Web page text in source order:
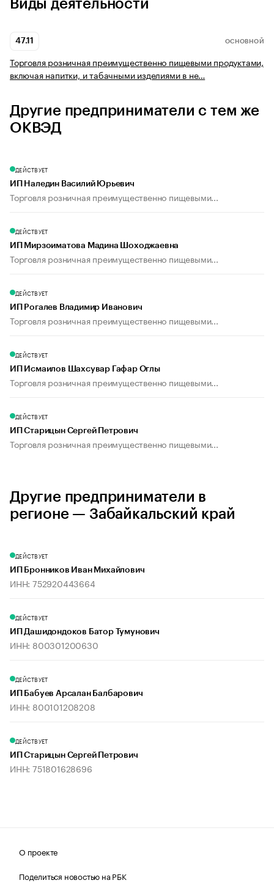
Виды деятельности
47.11 ОСНОВНОЙ
Торговля розничная преимущественно пищевыми продуктами,
включая напитки, и табачными изделиями в не…
Другие предприниматели с тем же
ОКВЭД
ДЕЙСТВУЕТ
ИП Наледин Василий Юрьевич
Торговля розничная преимущественно пищевыми...
ДЕЙСТВУЕТ
ИП Мирзоиматова Мадина Шоходжаевна
Торговля розничная преимущественно пищевыми...
ДЕЙСТВУЕТ
ИП Рогалев Владимир Иванович
Торговля розничная преимущественно пищевыми...
ДЕЙСТВУЕТ
ИП Исмаилов Шахсувар Гафар Оглы
Торговля розничная преимущественно пищевыми...
ДЕЙСТВУЕТ
ИП Старицын Сергей Петрович
Торговля розничная преимущественно пищевыми...
Другие предприниматели в
регионе — Забайкальский край
ДЕЙСТВУЕТ
ИП Бронников Иван Михайлович
ИНН: 752920443664
ДЕЙСТВУЕТ
ИП Дашидондоков Батор Тумунович
ИНН: 800301200630
ДЕЙСТВУЕТ
ИП Бабуев Арсалан Балбарович
ИНН: 800101208208
ДЕЙСТВУЕТ
ИП Старицын Сергей Петрович
ИНН: 751801628696
О проекте
Поделиться новостью на РБК